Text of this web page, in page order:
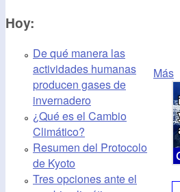
Hoy:
De qué manera las
actividades humanas
producen gases de
invernadero
¿Qué es el Cambio
Climático?
Resumen del Protocolo
de Kyoto
Tres opciones ante el
Más